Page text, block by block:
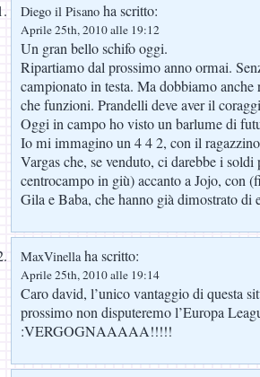
Diego il Pisano ha scritto:
Aprile 25th, 2010 alle 19:12
Un gran bello schifo oggi.
Ripartiamo dal prossimo anno ormai.
campionato in testa. Ma dobbiamo
che funzioni. Prandelli deve aver il
Oggi in campo ho visto un barlume di
Io mi immagino un 4 4 2, con il
Vargas che, se venduto, ci darebbe i
centrocampo in giù) accanto a Jojo, con
Gila e Baba, che hanno già dimostrato di
MaxVinellaha scritto:
Aprile 25th, 2010 alle 19:14
Caro david, l’unico vantaggio di questa
prossimo non disputeremo l’Europa
:VERGOGNAAAAA!!!!!